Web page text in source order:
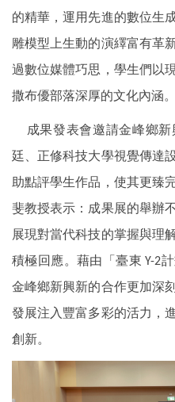
的精華，運用先進的數位生
雕模型上生動的演繹富有革
過數位媒體巧思，學生們以
撒布優部落深厚的文化內涵。
成果發表會邀請金峰鄉新
廷、正修科技大學視覺傳達
助點評學生作品，使其更臻
斐教授表示：成果展的舉辦
展現對當代科技的掌握與理
積極回應。藉由「臺東 Y-2
金峰鄉新興新的合作更加深
發展注入豐富多彩的活力，
創新。